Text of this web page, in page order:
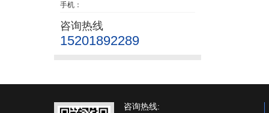
手机：
咨询热线
15201892289
咨询热线: